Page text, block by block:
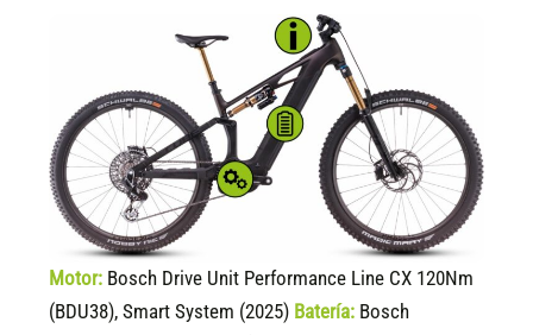
Motor: Bosch Drive Unit Performance Line CX 120Nm
(BDU38), Smart System (2025) Batería: Bosch